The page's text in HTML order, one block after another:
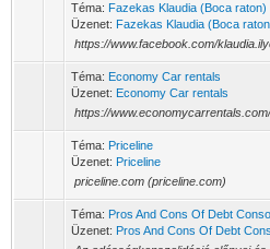
Téma: Fazekas Klaudia (Boca raton)
Üzenet: Fazekas Klaudia (Boca
https://www.facebook.com/
Téma: Economy Car rentals
Üzenet: Economy Car rentals
https://
Téma: Priceline
Üzenet: Priceline
priceline.com (priceline.com)
Téma: Pros And Cons Of Debt
Üzenet: Pros And Cons Of Debt